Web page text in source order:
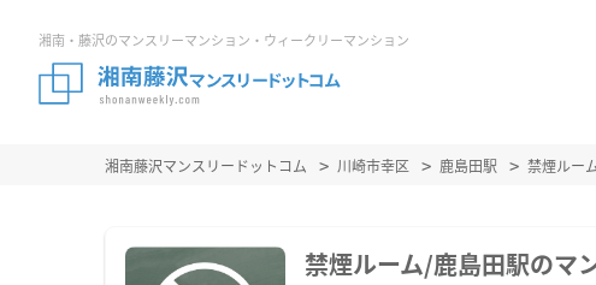
湘南・藤沢のマンスリーマンション・ウィークリーマンション
湘南藤沢マンスリードットコム 川崎市幸区 鹿島田駅 禁煙ルー
禁煙ルーム/鹿島田駅のマ